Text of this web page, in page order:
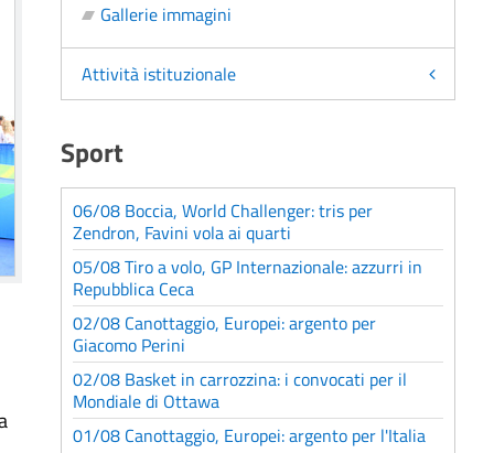
Gallerie immagini
Attività istituzionale
Sport
06/08 Boccia, World Challenger: tris per
Zendron, Favini vola ai quarti
05/08 Tiro a volo, GP Internazionale: azzurri in
Repubblica Ceca
02/08 Canottaggio, Europei: argento per
Giacomo Perini
02/08 Basket in carrozzina: i convocati per il
Mondiale di Ottawa
01/08 Canottaggio, Europei: argento per l'Italia